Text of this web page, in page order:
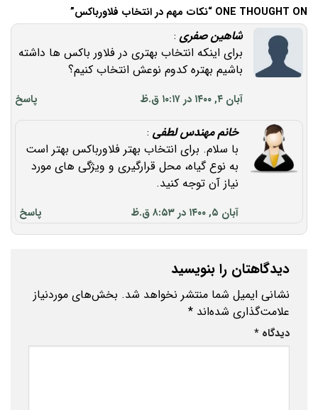
ONE THOUGHT ON “ نکات مهم در انتخاب فلاورباکس”
شاهین صفری :
برای اینکه انتخاب بهتری در فلاور باکس ها داشته
باشیم بهتره کدوم نوعش انتخاب کنیم؟
آبان ۴, ۱۴۰۰ در ۱۰:۱۷ ق.ظ پاسخ
خانم مهندس لطفی :
با سلام. برای انتخاب بهتر فلاورباکس بهتر است
به نوع گیاه، محل قرارگیری و ویژگی های مورد
نیاز آن توجه کنید.
آبان ۵, ۱۴۰۰ در ۸:۵۳ ق.ظ پاسخ
دیدگاهتان را بنویسید
نشانی ایمیل شما منتشر نخواهد شد. بخش‌های موردنیاز
علامت‌گذاری شده‌اند *
دیدگاه *